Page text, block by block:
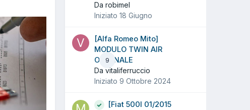
Da robimel
Iniziato 18 Giugno
9
[Alfa Romeo Mito]
MODULO TWIN AIR
ORIGINALE
Da vitaliferruccio
Iniziato 9 Ottobre 2024
[Fiat 500l 01/2015